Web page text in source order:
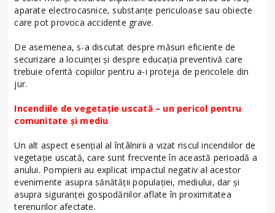
aparate electrocasnice, substanțe periculoase sau obiecte
care pot provoca accidente grave.
De asemenea, s-a discutat despre măsuri eficiente de
securizare a locuinței și despre educația preventivă care
trebuie oferită copiilor pentru a-i proteja de pericolele din
jur.
Incendiile de vegetație uscată – un pericol pentru
comunitate și mediu
Un alt aspect esențial al întâlnirii a vizat riscul incendiilor de
vegetație uscată, care sunt frecvente în această perioadă a
anului. Pompierii au explicat impactul negativ al acestor
evenimente asupra sănătății populației, mediului, dar și
asupra siguranței gospodăriilor aflate în proximitatea
terenurilor afectate.